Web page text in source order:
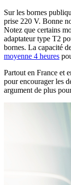
Sur les bornes
prise 220 V. Bonne
Notez que certains
adaptateur type T2
bornes. La capacité
moyenne 4 heures
Partout en France et
pour encourager les
argument de plus